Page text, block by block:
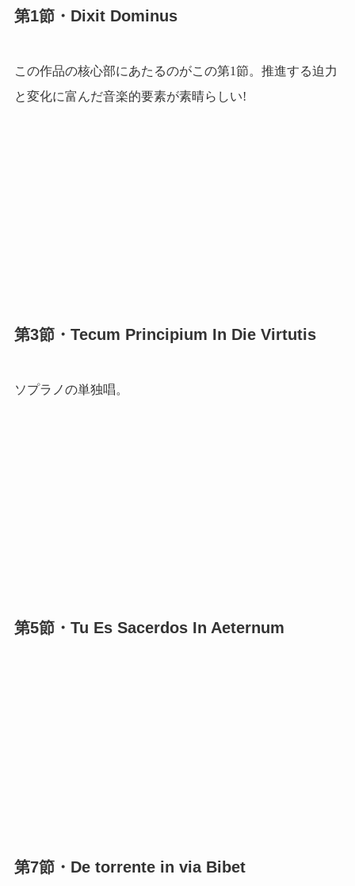
第1節・Dixit Dominus
この作品の核心部にあたるのがこの第1節。推進する迫力
と変化に富んだ音楽的要素が素晴らしい!
第3節・Tecum Principium In Die Virtutis
ソプラノの単独唱。
第5節・Tu Es Sacerdos In Aeternum
第7節・De torrente in via Bibet